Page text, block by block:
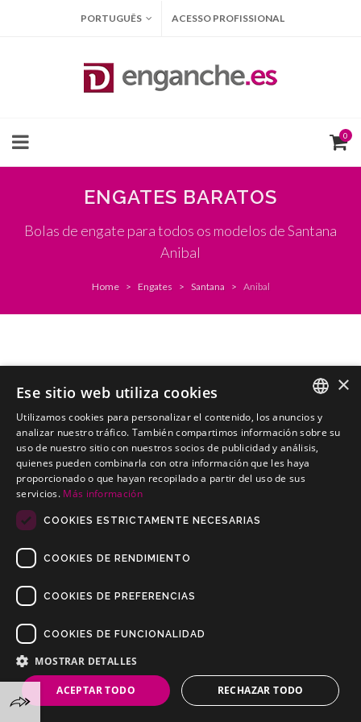
PORTUGUÊS ACESSO PROFISSIONAL
0
ENGATES BARATOS
Bolas de engate para todos os modelos de Santana
Anibal
Home Engates Santana Anibal
SANTANA Anibal Todo Terreno
Engates baratos para SANTANA Anibal Todo Terreno
Copyrights © 2019 Todos os direitos reservados Dilusur, S.L.
Condições de venda /
Política de privacidade
/Política de Cookies
SPANISH
PORTUGUESE
×
Ese sitio web utiliza cookies
Utilizamos cookies para personalizar el contenido, los anuncios y
analizar nuestro tráfico. También compartimos información sobre su
uso de nuestro sitio con nuestros socios de publicidad y análisis,
quienes pueden combinarla con otra información que les haya
proporcionado o que hayan recopilado a partir del uso de sus
servicios. Más información
COOKIES ESTRICTAMENTE NECESARIAS
COOKIES DE RENDIMIENTO
COOKIES DE PREFERENCIAS
COOKIES DE FUNCIONALIDAD
MOSTRAR DETALLES
ACEPTAR TODO RECHAZAR TODO